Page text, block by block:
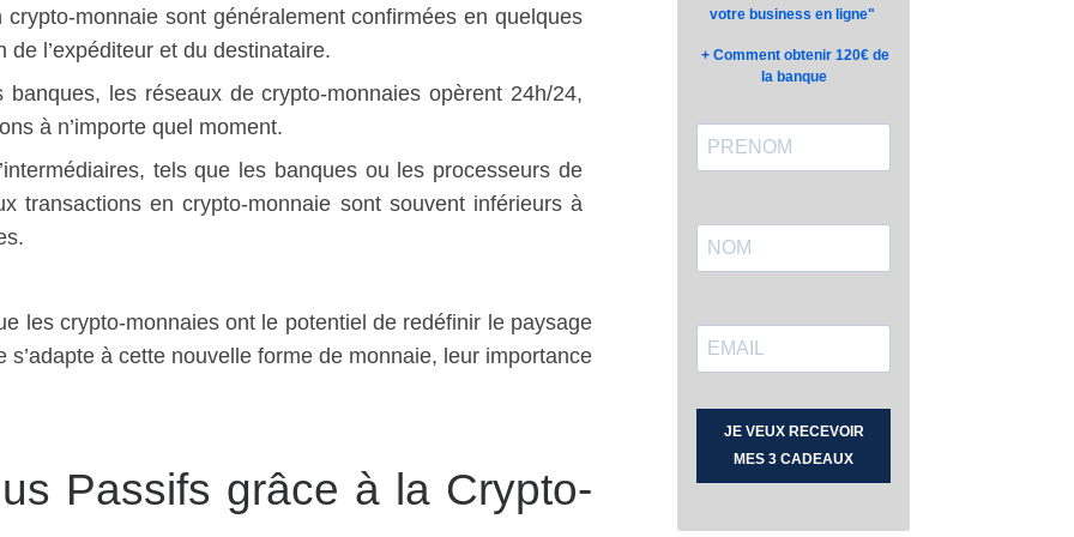
monnaie sont généralement confirmées en quelques
l’expéditeur et du destinataire.
banques, les réseaux de crypto-monnaies opèrent 24h/24,
à n’importe quel moment.
tels que les banques ou les processeurs de
transactions en crypto-monnaie sont souvent inférieurs à
les crypto-monnaies ont le potentiel de redéfinir le paysage
à cette nouvelle forme de monnaie, leur importance
Passifs grâce à la Crypto-